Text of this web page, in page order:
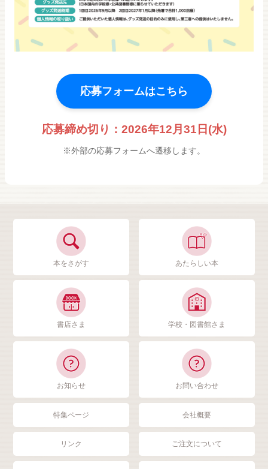
応募フォームはこちら
応募締め切り：2026年12月31日(水)
※外部の応募フォームへ遷移します。
本をさがす あたらしい本
書店さま 学校・図書館さま
お知らせ お問い合わせ
特集ページ 会社概要
リンク ご注文について